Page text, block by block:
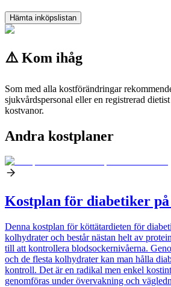
Hämta inköpslistan
⚠️ Kom ihåg
Som med alla kostförändringar
sjukvårdspersonal eller en registrerad
kostvanor.
Andra kostplaner
Kostplan för diabetiker
Denna kostplan för köttätardieten för
kolhydrater och består nästan helt av
till att kontrollera blodsockernivåerna.
och de flesta kolhydrater kan man hålla
kontroll. Det är en radikal men enkel
genomföras under övervakning och